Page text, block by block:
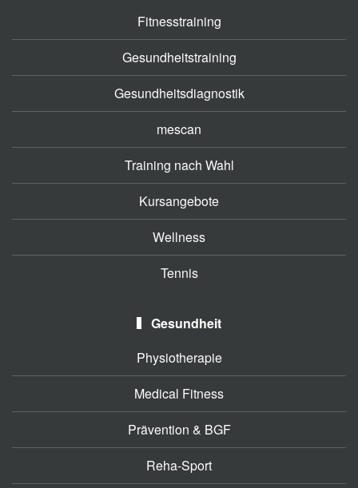
Fitnesstraining
Gesundheitstraining
Gesundheitsdiagnostik
mescan
Training nach Wahl
Kursangebote
Wellness
Tennis
Gesundheit
Physiotherapie
Medical Fitness
Prävention & BGF
Reha-Sport